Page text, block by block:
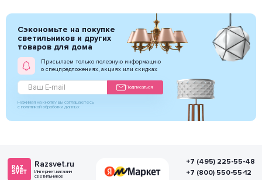
Сэкономьте на покупке
светильников и других
товаров для дома
Присылаем только полезную информацию
о спецпредложениях, акциях или скидках
Подписаться
Нажимая на кнопку Вы соглашаетесь
с политикой обработки данных
Razsvet.ru
Интернет-магазин
светильников
+7 (495) 225-55-48
+7 (800) 550-55-12